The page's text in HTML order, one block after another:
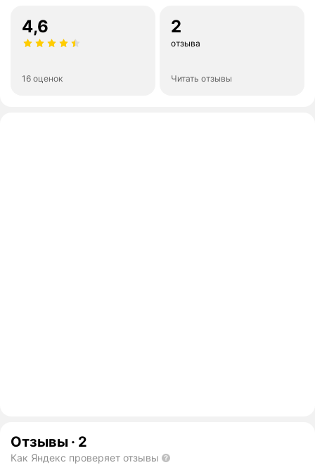
4,6
16 оценок
2
отзыва
Читать отзывы
Отзывы · 2
Как Яндекс проверяет отзывы